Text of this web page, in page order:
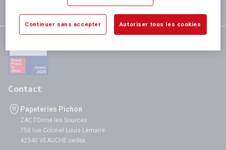
satisfaction totale
Contact
Papeteries Pichon
ZAC l'Orme les Sources
750 rue Colonel Louis Lemaire
42340 VEAUCHE cedex
Continuer sans accepter Autoriser tous les cookies